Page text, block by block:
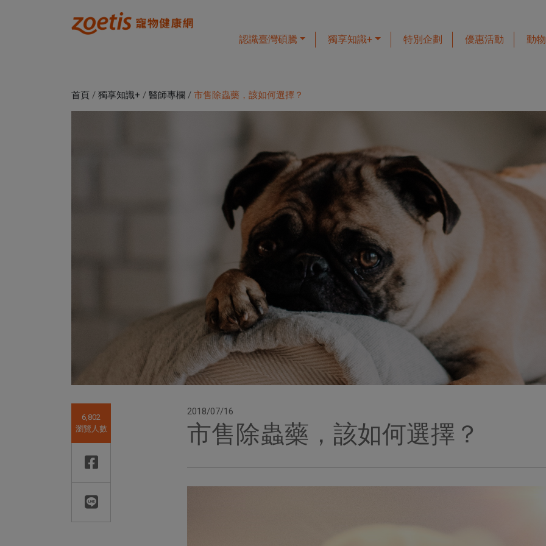
認識臺灣碩騰 獨享知識+ 特別企劃 優惠活動 動
首頁 / 獨享知識+ / 醫師專欄 / 市售除蟲藥，該如何選擇？
6,802
瀏覽人數
2018/07/16
市售除蟲藥，該如何選擇？